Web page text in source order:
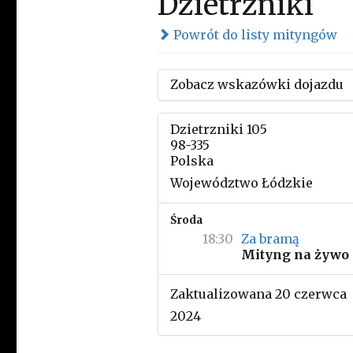
Powrót do listy mityngów
Zobacz wskazówki dojazdu
Dzietrzniki 105
98-335
Polska
Województwo Łódzkie
Środa
18:30 Za bramą
Mityng na żywo
Zaktualizowana 20 czerwca
2024